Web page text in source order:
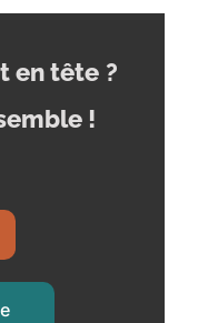
en tête ?
!